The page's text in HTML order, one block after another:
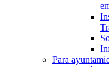
Para